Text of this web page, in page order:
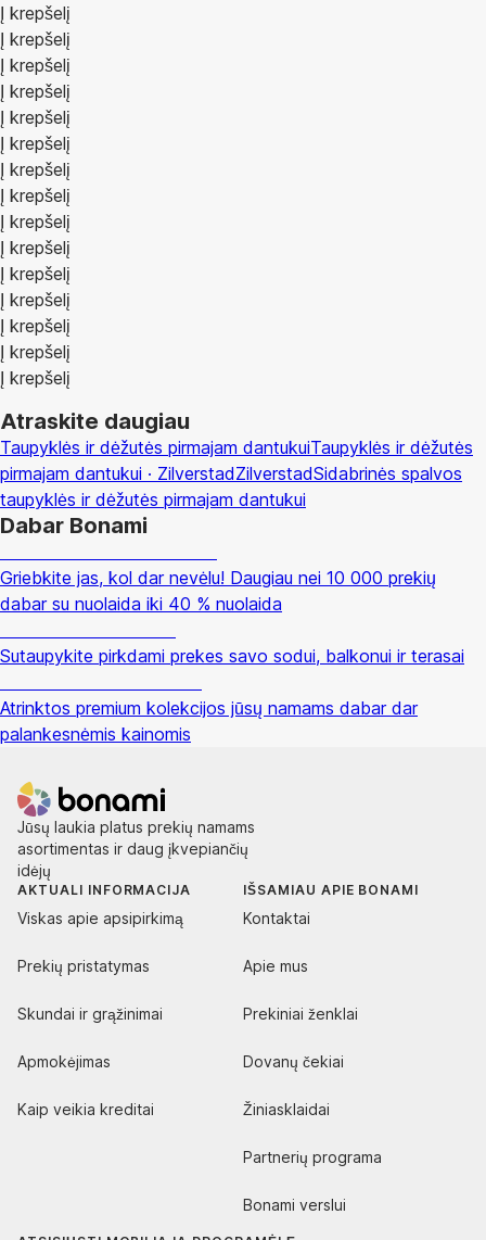
Į krepšelį
Į krepšelį
Į krepšelį
Į krepšelį
Į krepšelį
Į krepšelį
Į krepšelį
Į krepšelį
Į krepšelį
Į krepšelį
Į krepšelį
Į krepšelį
Į krepšelį
Į krepšelį
Į krepšelį
Atraskite daugiau
Taupyklės ir dėžutės pirmajam dantukuiTaupyklės ir dėžutės
pirmajam dantukui · ZilverstadZilverstadSidabrinės spalvos
taupyklės ir dėžutės pirmajam dantukui
Dabar Bonami
Griebkite jas, kol dar nevėlu! Daugiau nei 10 000 prekių
dabar su nuolaida iki 40 % nuolaida
Sutaupykite pirkdami prekes savo sodui, balkonui ir terasai
Atrinktos premium kolekcijos jūsų namams dabar dar
palankesnėmis kainomis
Jūsų laukia platus prekių namams
asortimentas ir daug įkvepiančių
idėjų
AKTUALI INFORMACIJA
Viskas apie apsipirkimą
Prekių pristatymas
Skundai ir grąžinimai
Apmokėjimas
Kaip veikia kreditai
IŠSAMIAU APIE BONAMI
Kontaktai
Apie mus
Prekiniai ženklai
Dovanų čekiai
Žiniasklaidai
Partnerių programa
Bonami verslui